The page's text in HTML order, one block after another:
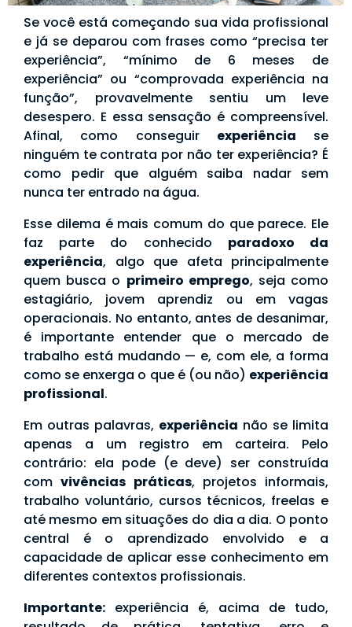
Se você está começando sua vida profissional
e já se deparou com frases como “precisa ter
experiência”, “mínimo de 6 meses de
experiência” ou “comprovada experiência na
função”, provavelmente sentiu um leve
desespero. E essa sensação é compreensível.
Afinal, como conseguir experiência se
ninguém te contrata por não ter experiência? É
como pedir que alguém saiba nadar sem
nunca ter entrado na água.
Esse dilema é mais comum do que parece. Ele
faz parte do conhecido paradoxo da
experiência, algo que afeta principalmente
quem busca o primeiro emprego, seja como
estagiário, jovem aprendiz ou em vagas
operacionais. No entanto, antes de desanimar,
é importante entender que o mercado de
trabalho está mudando — e, com ele, a forma
como se enxerga o que é (ou não) experiência
profissional.
Em outras palavras, experiência não se limita
apenas a um registro em carteira. Pelo
contrário: ela pode (e deve) ser construída
comvivências práticas, projetos informais,
trabalho voluntário, cursos técnicos, freelas e
até mesmo em situações do dia a dia. O ponto
central é o aprendizado envolvido e a
capacidade de aplicar esse conhecimento em
diferentes contextos profissionais.
Importante: experiência é, acima de tudo,